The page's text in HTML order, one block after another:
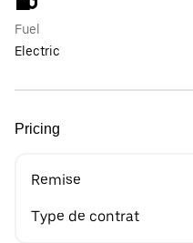
Fuel
Electric
Pricing
Remise
Type de contrat